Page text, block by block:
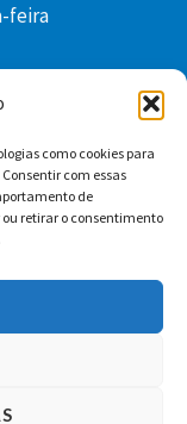
como cookies para
com essas
de
ou retirar o consentimento
feira
Whatsapp